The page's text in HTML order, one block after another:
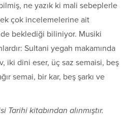
ne yazık ki mali sebeplerle
çok incelemelerine ait
beklediği biliniyor. Musiki
Sultani yegah makamında
iki dini eser, üç saz semaisi, beş
semai, bir kar, beş şarkı ve
kitabından alınmıştır.